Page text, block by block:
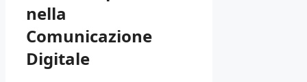
nella
Comunicazione
Digitale